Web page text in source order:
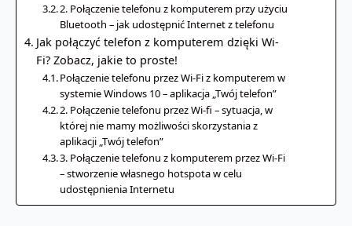
2. Połączenie telefonu z komputerem przy użyciu
Bluetooth – jak udostępnić Internet z telefonu
Jak połączyć telefon z komputerem dzięki Wi-
Fi? Zobacz, jakie to proste!
Połączenie telefonu przez Wi-Fi z komputerem w
systemie Windows 10 – aplikacja „Twój telefon”
2. Połączenie telefonu przez Wi-fi – sytuacja, w
której nie mamy możliwości skorzystania z
aplikacji „Twój telefon”
3. Połączenie telefonu z komputerem przez Wi-Fi
– stworzenie własnego hotspota w celu
udostępnienia Internetu